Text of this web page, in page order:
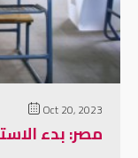
Oct 20, 2023
مصر: بدء